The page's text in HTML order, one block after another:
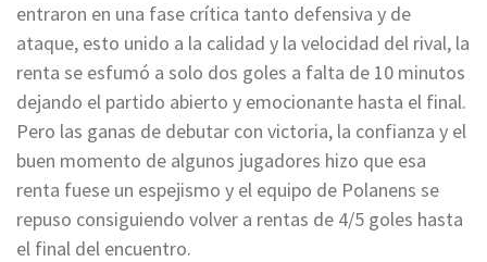
entraron en una fase crítica tanto defensiva y de
ataque, esto unido a la calidad y la velocidad del rival, la
renta se esfumó a solo dos goles a falta de 10 minutos
dejando el partido abierto y emocionante hasta el final.
Pero las ganas de debutar con victoria, la confianza y el
buen momento de algunos jugadores hizo que esa
renta fuese un espejismo y el equipo de Polanens se
repuso consiguiendo volver a rentas de 4/5 goles hasta
el final del encuentro.